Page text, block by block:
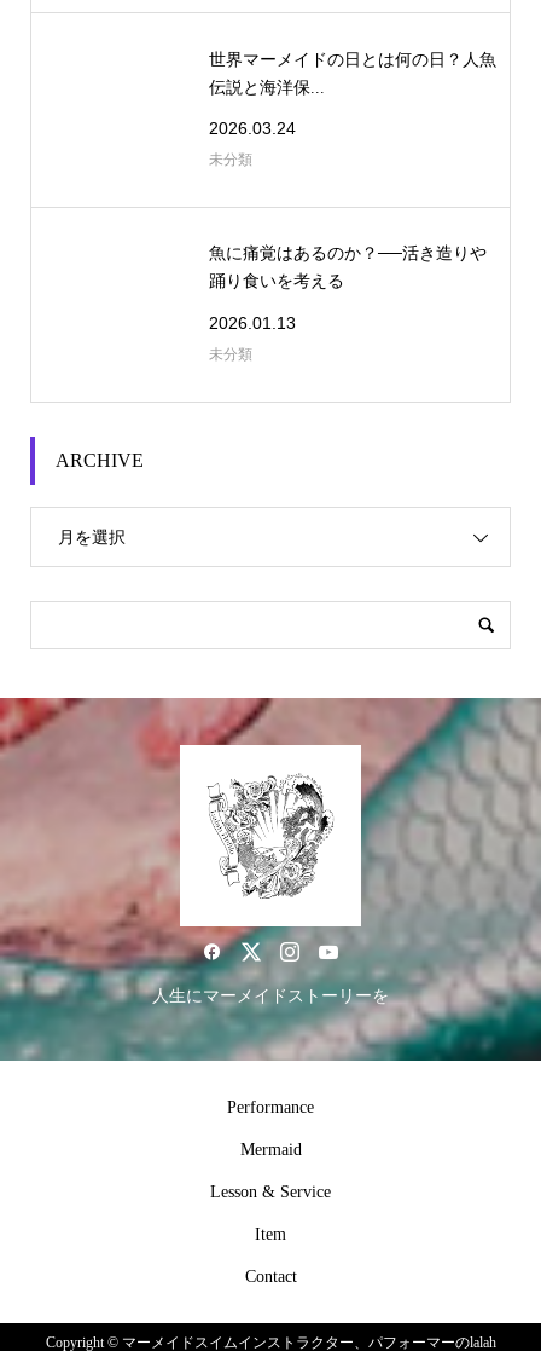
世界マーメイドの日とは何の日？人魚
伝説と海洋保...
2026.03.24
未分類
魚に痛覚はあるのか？──活き造りや
踊り食いを考える
2026.01.13
未分類
ARCHIVE
月を選択
人生にマーメイドストーリーを
Performance
Mermaid
Lesson & Service
Item
Contact
Copyright ©マーメイドスイムインストラクター、パフォーマーのlalah